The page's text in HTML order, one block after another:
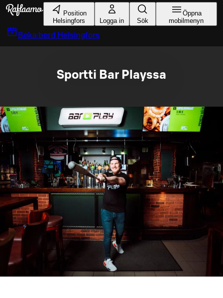
Gå till huvudinnehållet
Position
Helsingfors
Logga in Sök
Öppna
mobilmenyn
Boka bord Helsingfors
Sportti Bar Playssa